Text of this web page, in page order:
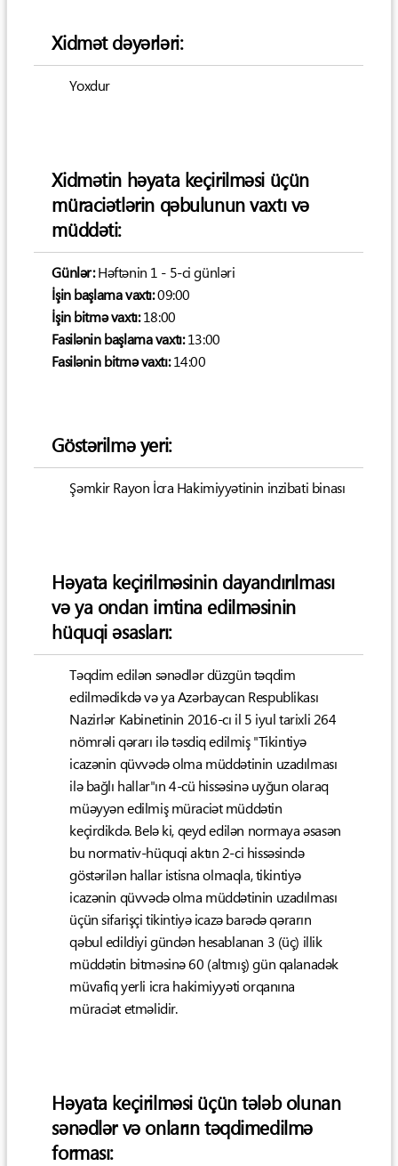
Xidmət dəyərləri:
Yoxdur
Xidmətin həyata keçirilməsi üçün
müraciətlərin qəbulunun vaxtı və
müddəti:
Günlər:Həftənin 1 - 5-ci günləri
İşin başlama vaxtı:09:00
İşin bitmə vaxtı:18:00
Fasilənin başlama vaxtı:13:00
Fasilənin bitmə vaxtı:14:00
Göstərilmə yeri:
Şəmkir Rayon İcra Hakimiyyətinin inzibati binası
Həyata keçirilməsinin dayandırılması
və ya ondan imtina edilməsinin
hüquqi əsasları:
Təqdim edilən sənədlər düzgün təqdim
edilmədikdə və ya Azərbaycan Respublikası
Nazirlər Kabinetinin 2016-cı il 5 iyul tarixli 264
nömrəli qərarı ilə təsdiq edilmiş "Tikintiyə
icazənin qüvvədə olma müddətinin uzadılması
ilə bağlı hallar"ın 4-cü hissəsinə uyğun olaraq
müəyyən edilmiş müraciət müddətin
keçirdikdə. Belə ki, qeyd edilən normaya əsasən
bu normativ-hüquqi aktın 2-ci hissəsində
göstərilən hallar istisna olmaqla, tikintiyə
icazənin qüvvədə olma müddətinin uzadılması
üçün sifarişçi tikintiyə icazə barədə qərarın
qəbul edildiyi gündən hesablanan 3 (üç) illik
müddətin bitməsinə 60 (altmış) gün qalanadək
müvafiq yerli icra hakimiyyəti orqanına
müraciət etməlidir.
Həyata keçirilməsi üçün tələb olunan
sənədlər və onların təqdimedilmə
forması: